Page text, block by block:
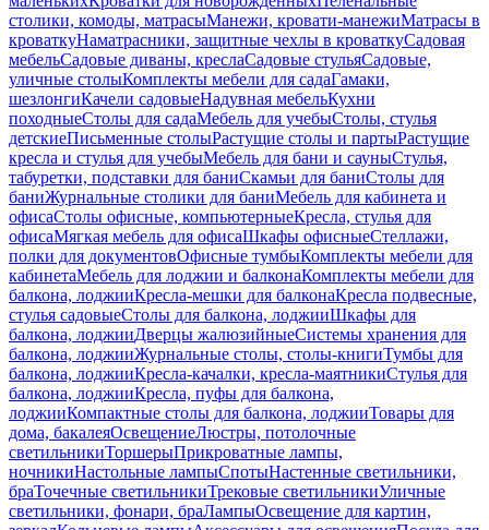
столики, комоды, матрасыМанежи, кровати-манежиМатрасы в
кроваткуНаматрасники, защитные чехлы в кроваткуСадовая
мебельСадовые диваны, креслаСадовые стульяСадовые,
уличные столыКомплекты мебели для садаГамаки,
шезлонгиКачели садовыеНадувная мебельКухни
походныеСтолы для садаМебель для учебыСтолы, стулья
детскиеПисьменные столыРастущие столы и партыРастущие
кресла и стулья для учебыМебель для бани и сауныСтулья,
табуретки, подставки для баниСкамьи для баниСтолы для
баниЖурнальные столики для баниМебель для кабинета и
офисаСтолы офисные, компьютерныеКресла, стулья для
офисаМягкая мебель для офисаШкафы офисныеСтеллажи,
полки для документовОфисные тумбыКомплекты мебели для
кабинетаМебель для лоджии и балконаКомплекты мебели для
балкона, лоджииКресла-мешки для балконаКресла подвесные,
стулья садовыеСтолы для балкона, лоджииШкафы для
балкона, лоджииДверцы жалюзийныеСистемы хранения для
балкона, лоджииЖурнальные столы, столы-книгиТумбы для
балкона, лоджииКресла-качалки, кресла-маятникиСтулья для
балкона, лоджииКресла, пуфы для балкона,
лоджииКомпактные столы для балкона, лоджииТовары для
дома, бакалеяОсвещениеЛюстры, потолочные
светильникиТоршерыПрикроватные лампы,
ночникиНастольные лампыСпотыНастенные светильники,
браТочечные светильникиТрековые светильникиУличные
светильники, фонари, браЛампыОсвещение для картин,